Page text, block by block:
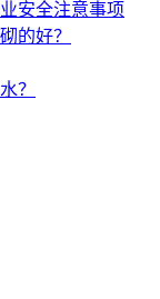
安全注意事项
的好？
？